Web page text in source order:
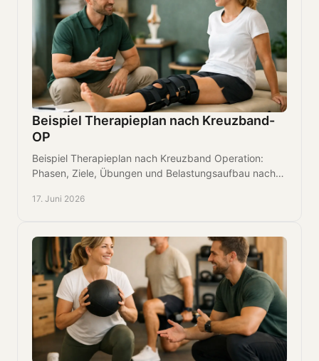
Beispiel Therapieplan nach Kreuzband-
OP
Beispiel Therapieplan nach Kreuzband Operation:
Phasen, Ziele, Übungen und Belastungsaufbau nach
17. Juni 2026